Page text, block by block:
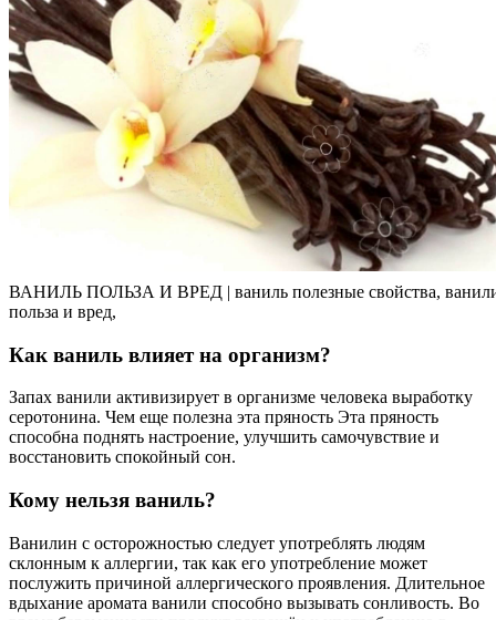
ВАНИЛЬ ПОЛЬЗА И ВРЕД | ваниль полезные свойства,
польза и вред,
Как ваниль влияет на организм?
Запах ванили активизирует в организме человека выработку
серотонина. Чем еще полезна эта пряность Эта пряность
способна поднять настроение, улучшить самочувствие и
восстановить спокойный сон.
Кому нельзя ваниль?
Ванилин с осторожностью следует употреблять людям
склонным к аллергии, так как его употребление может
послужить причиной аллергического проявления. Длительное
вдыхание аромата ванили способно вызывать сонливость. Во